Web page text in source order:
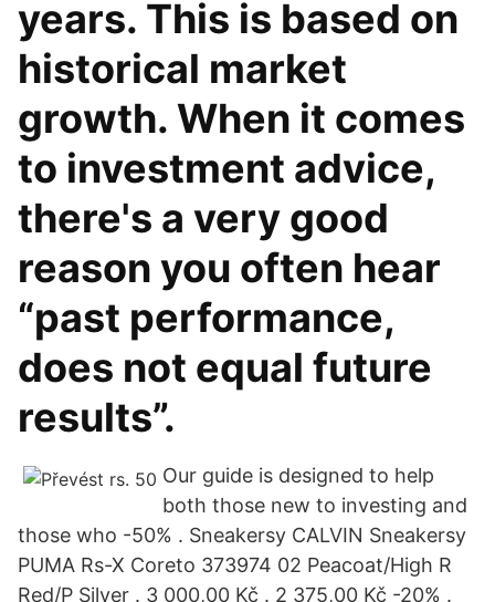
years. This is based on
historical market
growth. When it comes
to investment advice,
there's a very good
reason you often hear
“past performance,
does not equal future
results”.
Our guide is designed to help
both those new to investing and
those who -50% . Sneakersy CALVIN Sneakersy
PUMA Rs-X Coreto 373974 02 Peacoat/High R
Red/P Silver . 3 000,00 Kč . 2 375,00 Kč -20% .